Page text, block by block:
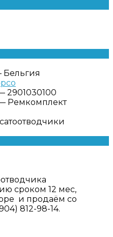
Бельгия
2901030100
Ремкомплект
сроком 12 мес,
и продаём со
812-98-14.